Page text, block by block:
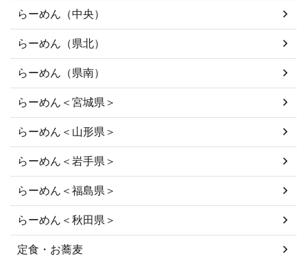
らーめん（中央）
らーめん（県北）
らーめん（県南）
らーめん＜宮城県＞
らーめん＜山形県＞
らーめん＜岩手県＞
らーめん＜福島県＞
らーめん＜秋田県＞
定食・お蕎麦